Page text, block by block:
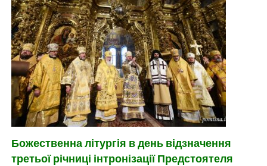
Божественна літургія в день відзначення
третьої річниці інтронізації Предстоятеля